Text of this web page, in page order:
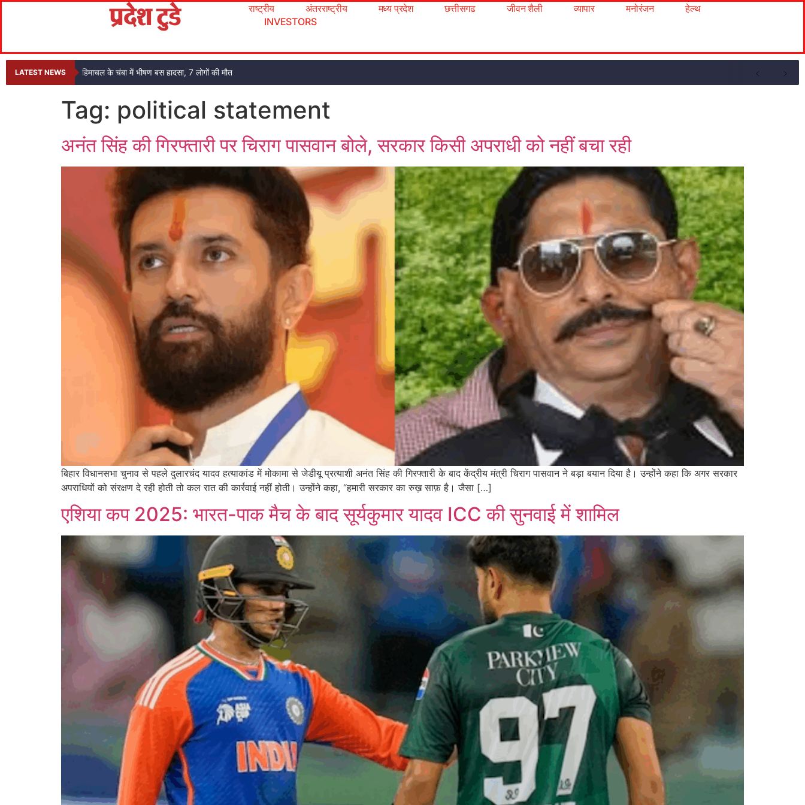
राष्ट्रीय अंतरराष्ट्रीय मध्य प्रदेश छत्तीसगढ जीवन शैली व्यापार मनोरंजन
हेल्थ
INVESTORS
LATEST NEWS हिमाचल के चंबा में भीषण बस हादसा, 7 लोगों की मौत
Tag: political statement
अनंत सिंह की गिरफ्तारी पर चिराग पासवान बोले, सरकार किसी अपराधी को नहीं बचा रही
बिहार विधानसभा चुनाव से पहले दुलारचंद यादव हत्याकांड में मोकामा से जेडीयू प्रत्याशी अनंत सिंह की गिरफ्तारी के बाद केंद्रीय मंत्री चिराग पासवान ने बड़ा बयान दिया है। उन्होंने कहा कि अगर सरकार
अपराधियों को संरक्षण दे रही होती तो कल रात की कार्रवाई नहीं होती। उन्होंने कहा, “हमारी सरकार का रुख़ साफ़ है। जैसा […]
एशिया कप 2025: भारत-पाक मैच के बाद सूर्यकुमार यादव ICC की सुनवाई में शामिल